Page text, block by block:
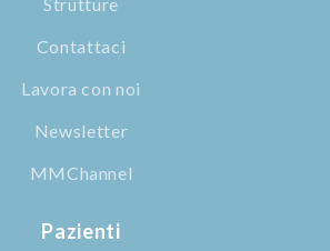
Strutture
Contattaci
Lavora con noi
Newsletter
MMChannel
Pazienti